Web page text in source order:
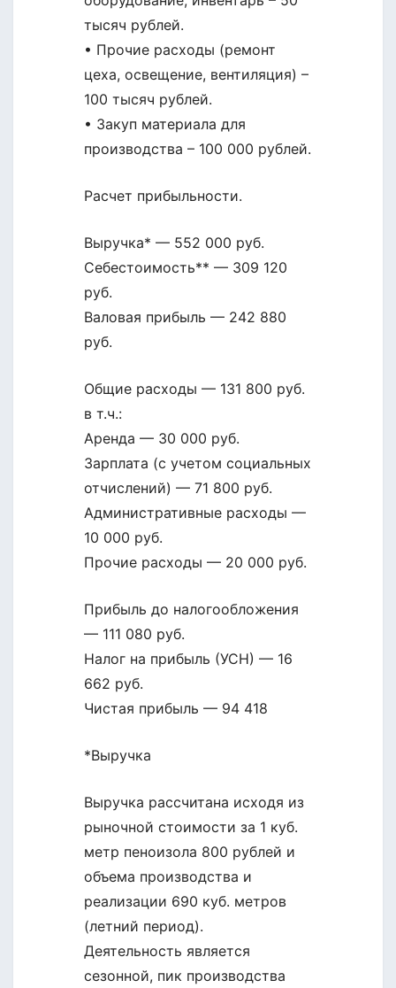
тысяч рублей.
• Прочие расходы (ремонт
цеха, освещение, вентиляция) –
100 тысяч рублей.
• Закуп материала для
производства – 100 000 рублей.
Расчет прибыльности.
Выручка* — 552 000 руб.
Себестоимость** — 309 120
руб.
Валовая прибыль — 242 880
руб.
Общие расходы — 131 800 руб.
в т.ч.:
Аренда — 30 000 руб.
Зарплата (с учетом социальных
отчислений) — 71 800 руб.
Административные расходы —
10 000 руб.
Прочие расходы — 20 000 руб.
Прибыль до налогообложения
— 111 080 руб.
Налог на прибыль (УСН) — 16
662 руб.
Чистая прибыль — 94 418
*Выручка
Выручка рассчитана исходя из
рыночной стоимости за 1 куб.
метр пеноизола 800 рублей и
объема производства и
реализации 690 куб. метров
(летний период).
Деятельность является
сезонной, пик производства